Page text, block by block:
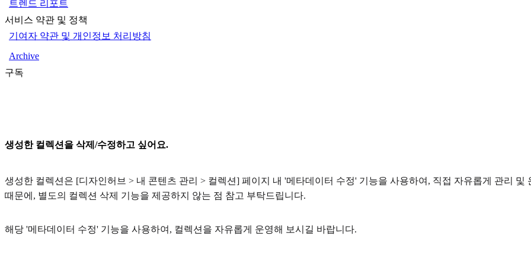
트렌드 리포트
서비스 약관 및 정책
기여자 약관 및 개인정보 처리방침
Archive
구독
생성한 컬렉션을 삭제/수정하고 싶어요.
생성한 컬렉션은 [디자인허브 > 내 콘텐츠 관리 > 컬렉션] 페이지 내 '메타데이터 수정' 기능을 사용하여, 직접 자유롭게 관리 및
때문에, 별도의 컬렉션 삭제 기능을 제공하지 않는 점 참고 부탁드립니다.
해당 '메타데이터 수정' 기능을 사용하여, 컬렉션을 자유롭게 운영해 보시길 바랍니다.